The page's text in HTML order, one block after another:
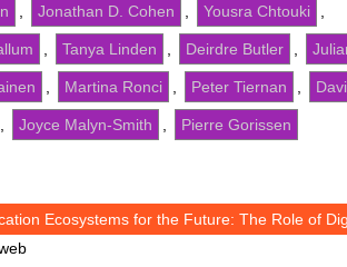
Jonathan D. Cohen Yousra Chtouki
Tanya Linden Deirdre Butler
Martina Ronci Peter Tiernan
Joyce Malyn-Smith Pierre Gorissen
Ecosystems for the Future: The Role of